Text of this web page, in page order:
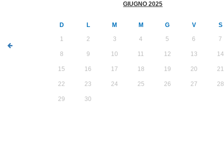
GIUGNO 2025
D L M M G V
S
1
2 3 4 5 6 7
8 9 10 11 12 13 14
15 16 17 18 19 20 21
22 23 24 25 26 27 28
29 30